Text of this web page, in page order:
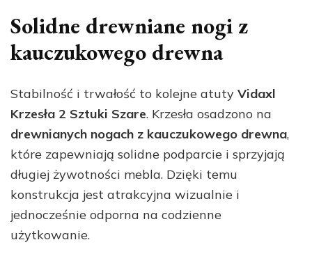
Solidne drewniane nogi z
kauczukowego drewna
Stabilność i trwałość to kolejne atuty Vidaxl
Krzesła 2 Sztuki Szare. Krzesła osadzono na
drewnianych nogach z kauczukowego drewna,
które zapewniają solidne podparcie i sprzyjają
długiej żywotności mebla. Dzięki temu
konstrukcja jest atrakcyjna wizualnie i
jednocześnie odporna na codzienne
użytkowanie.